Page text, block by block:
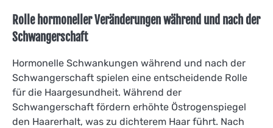
Rolle hormoneller Veränderungen während und nach der
Schwangerschaft
Hormonelle Schwankungen während und nach der
Schwangerschaft spielen eine entscheidende Rolle
für die Haargesundheit. Während der
Schwangerschaft fördern erhöhte Östrogenspiegel
den Haarerhalt, was zu dichterem Haar führt. Nach